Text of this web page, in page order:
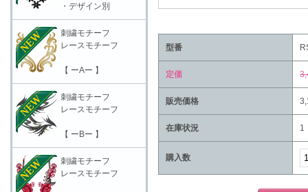
型番
定価
販売価格
在庫状況 1
購入数
・デザイン別
刺繍モチーフ
レースモチーフ
【 ーAー 】
刺繍モチーフ
レースモチーフ
【 ーBー 】
刺繍モチーフ
レースモチーフ